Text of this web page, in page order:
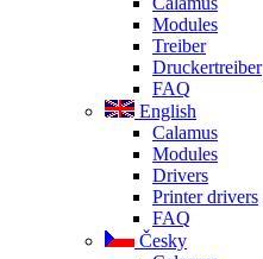
Modules
Treiber
Druckertreiber
FAQ
English
Calamus
Modules
Drivers
Printer drivers
FAQ
Česky